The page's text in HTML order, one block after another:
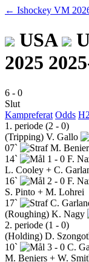
← Ishockey VM
USA
2025
6 - 0
Slut
Kampreferat Odds
1. periode (2 - 0)
(Tripping) V. Gallo
07`
M.
14`
1 - 0 F.
L. Cooley + C.
16`
2 - 0 F.
S. Pinto + M. Lohrei
17`
C.
(Roughing) K. Nagy
2. periode (1 - 0)
(Holding) D.
10`
3 - 0 C.
M. Beniers + W.